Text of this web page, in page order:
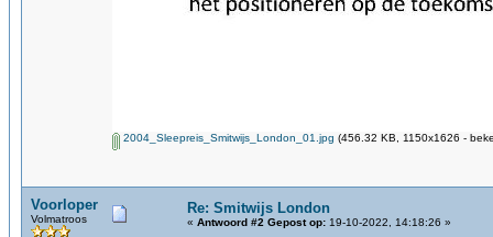
2004_Sleepreis_Smitwijs_London_01.jpg (456.32 KB, 1150x1626 -
Voorloper
Volmatroos
Re: Smitwijs London
« Antwoord #2 Gepost op: 19-10-2022, 14:18:26 »